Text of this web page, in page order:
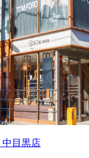
中目黒店